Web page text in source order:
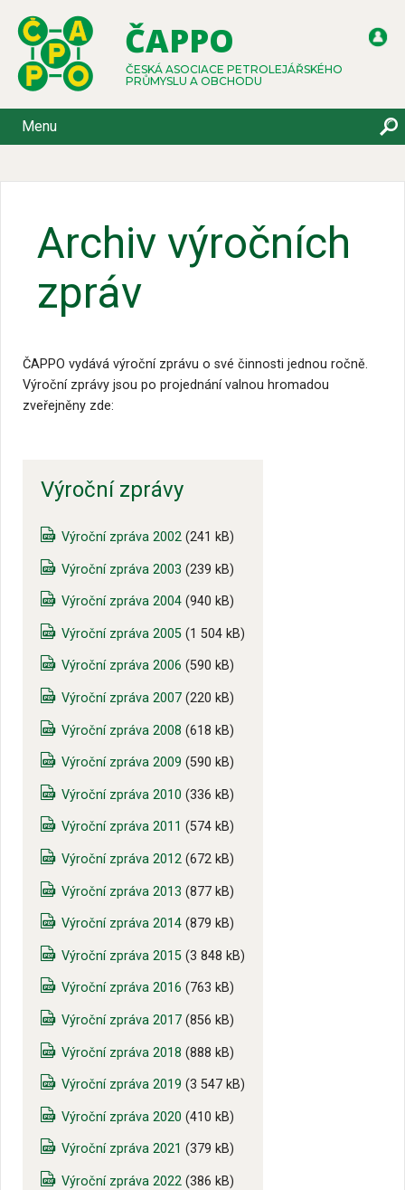
ČAPPO
ČESKÁ ASOCIACE PETROLEJÁŘSKÉHO
PRŮMYSLU A OBCHODU
Menu
Archiv výročních
zpráv
ČAPPO vydává výroční zprávu o své činnosti jednou ročně.
Výroční zprávy jsou po projednání valnou hromadou
zveřejněny zde:
Výroční zprávy
Výroční zpráva 2002 (241 kB)
Výroční zpráva 2003 (239 kB)
Výroční zpráva 2004 (940 kB)
Výroční zpráva 2005 (1 504 kB)
Výroční zpráva 2006 (590 kB)
Výroční zpráva 2007 (220 kB)
Výroční zpráva 2008 (618 kB)
Výroční zpráva 2009 (590 kB)
Výroční zpráva 2010 (336 kB)
Výroční zpráva 2011 (574 kB)
Výroční zpráva 2012 (672 kB)
Výroční zpráva 2013 (877 kB)
Výroční zpráva 2014 (879 kB)
Výroční zpráva 2015 (3 848 kB)
Výroční zpráva 2016 (763 kB)
Výroční zpráva 2017 (856 kB)
Výroční zpráva 2018 (888 kB)
Výroční zpráva 2019 (3 547 kB)
Výroční zpráva 2020 (410 kB)
Výroční zpráva 2021 (379 kB)
Výroční zpráva 2022 (386 kB)